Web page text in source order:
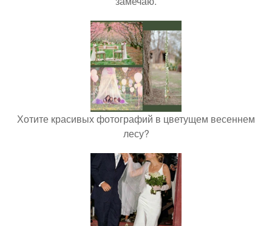
Хотите красивых фотографий в цветущем весеннем
лесу?